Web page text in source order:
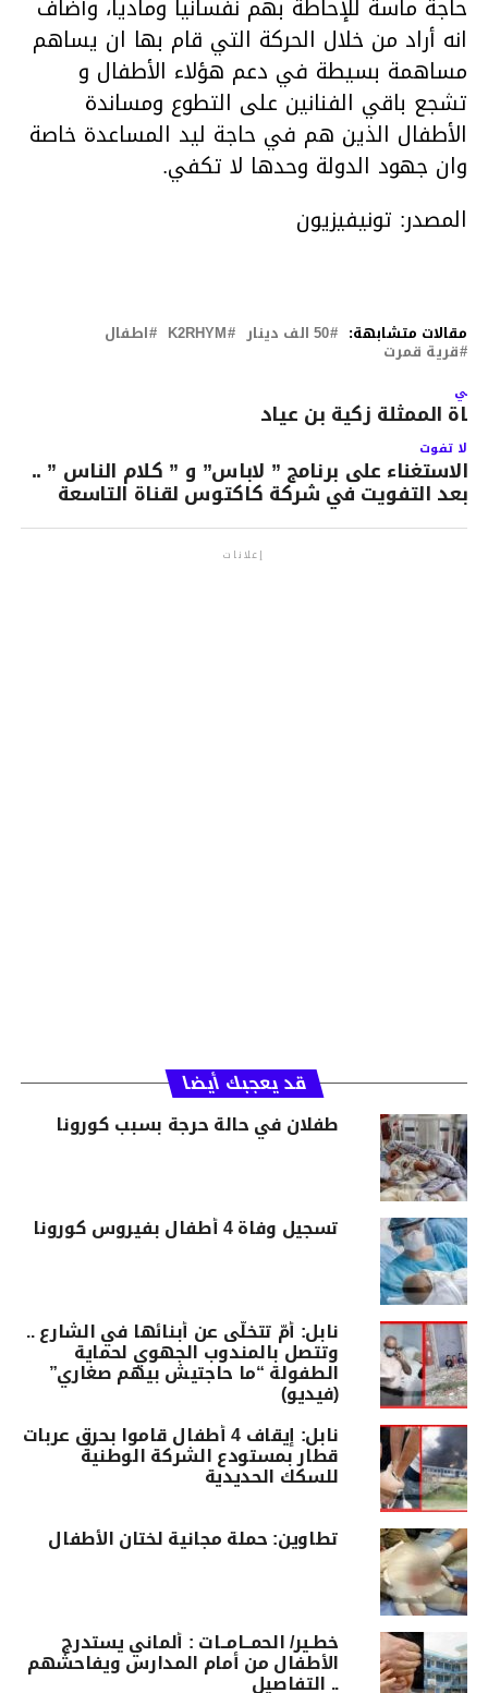
انه أراد من خلال الحركة التي قام بها ان يساهم
مساهمة بسيطة في دعم هؤلاء الأطفال و
تشجع باقي الفنانين على التطوع ومساندة
الأطفال الذين هم في حاجة ليد المساعدة خاصة
وان جهود الدولة وحدها لا تكفي.
المصدر: تونيفيزيون
مقالات متشابهة: 50 الف دينار K2RHYM اطفال
قرية قمرت
الممثلة زكية بن عياد
لا تفوت
الاستغناء على برنامج ” لاباس” و ” كلام الناس ” ..
بعد التفويت في شركة كاكتوس لقناة التاسعة
إعلانات
قد يعجبك أيضا
طفلان في حالة حرجة بسبب كورونا
تسجيل وفاة 4 أطفال بفيروس كورونا
نابل: أمّ تتخلّى عن أبنائها في الشارع ..
وتتصل بالمندوب الجهوي لحماية
الطفولة “ما حاجتيش بيهم صغاري”
(فيديو)
نابل: إيقاف 4 أطفال قاموا بحرق عربات
قطار بمستودع الشركة الوطنية
للسكك الحديدية
تطاوين: حملة مجانية لختان الأطفال
خطـير/ الحمــامــات : ألماني يستدرج
الأطفال من أمام المدارس ويفاحشهم
.. التفاصيل